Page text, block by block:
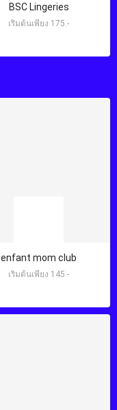
BSC Lingeries
เริ่มต้นเพียง 175.-
enfant mom club
เริ่มต้นเพียง 145.-